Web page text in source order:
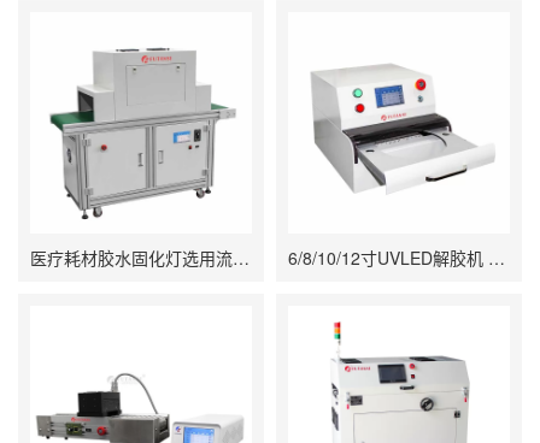
医疗耗材胶水固化灯选用流水线UV固化炉 6/8/10/12寸UVLED解胶机 晶圆/UV膜/蓝膜/芯片/半导体uv解胶机